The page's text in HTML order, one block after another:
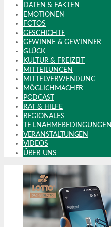
DATEN & FAKTEN
EMOTIONEN
FOTOS
GESCHICHTE
GEWINNE & GEWINNER
GLÜCK
KULTUR & FREIZEIT
MITTEILUNGEN
MITTELVERWENDUNG
MÖGLICHMACHER
PODCAST
RAT & HILFE
REGIONALES
TEILNAHMEBEDINGUNGEN
VERANSTALTUNGEN
VIDEOS
ÜBER UNS